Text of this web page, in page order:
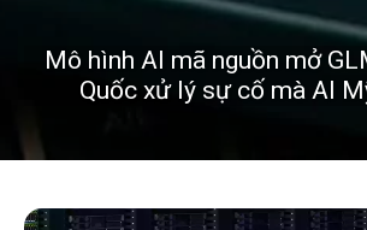
Mô hình AI mã nguồn mở
Quốc xử lý sự cố mà AI